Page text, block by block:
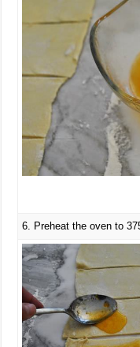
6. Preheat the oven to